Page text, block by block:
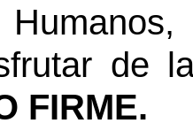
de
FIRME.